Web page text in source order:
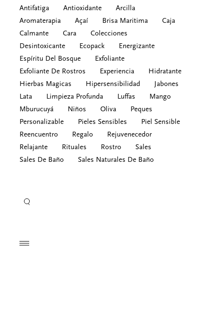
Antifatiga
Antioxidante
Arcilla
Aromaterapia
Açaí Brisa Maritima
Caja
Calmante
Cara
Colecciones
Desintoxicante
Ecopack
Energizante
Espíritu Del Bosque
Exfoliante
Exfoliante De Rostros
Experiencia
Hidratante
Hierbas Magicas
Hipersensibilidad
Jabones
Lata
Limpieza Profunda Luffas
Mango
Mburucuyá
Niños Oliva
Peques
Personalizable
Pieles Sensibles
Piel Sensible
Reencuentro
Regalo
Rejuvenecedor
Relajante
Rituales Rostro
Sales
Sales De Baño
Sales Naturales De Baño